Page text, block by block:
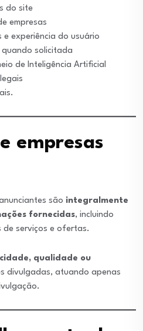
do site
empresas
e experiência do usuário
quando solicitada
de Inteligência Artificial
empresas
são integralmente
fornecidas, incluindo
de serviços e ofertas.
qualidade ou
divulgadas, atuando apenas